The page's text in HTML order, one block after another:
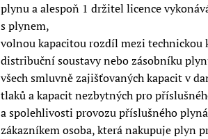
plynu a alespoň 1 držitel licence
s plynem,
volnou kapacitou rozdíl mezi technickou
distribuční soustavy nebo zásobníku
všech smluvně zajišťovaných kapacit v
tlaků a kapacit nezbytných pro
a spolehlivosti provozu příslušného
zákazníkem osoba, která nakupuje plyn